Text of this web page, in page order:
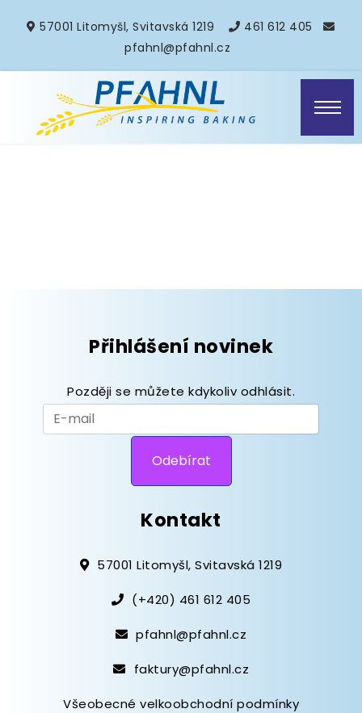
57001 Litomyšl, Svitavská 1219
461 612 405
pfahnl@pfahnl.cz
Přihlášení novinek
Později se můžete kdykoliv odhlásit.
Kontakt
57001 Litomyšl, Svitavská 1219
(+420) 461 612 405
pfahnl@pfahnl.cz
faktury@pfahnl.cz
Všeobecné velkoobchodní podmínky